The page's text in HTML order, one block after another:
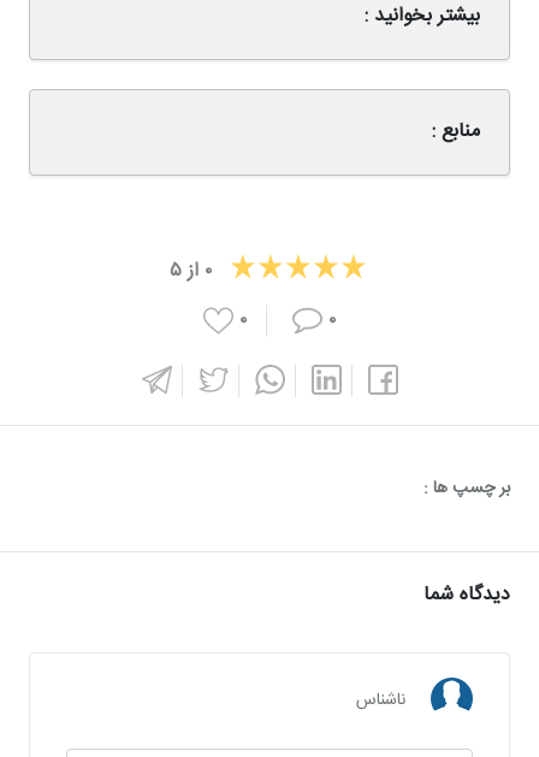
بیشتر بخوانید :
منابع :
۰ از۵
۰
۰
بر چسپ ها :
دیدگاه شما
ناشناس